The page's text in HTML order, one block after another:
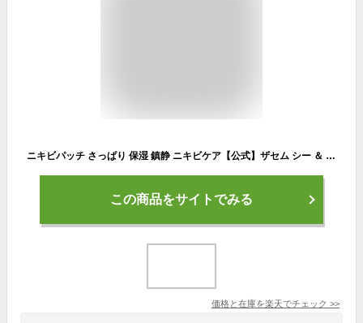
ニキビパッチ さっぱり 保湿 鎮静 ニキビケア【公式】ザセム シー ＆ ソウ A.C コントロール クリア スポット パッチ theSAEM/正規輸入品/国内発送
この商品をサイトでみる
価格と在庫を楽天でチェック >>